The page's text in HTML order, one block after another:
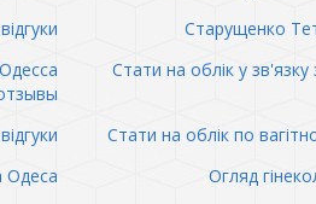
Старущенко
Стати на облік у зв'язку
Стати на облік по
Одеса
Огляд